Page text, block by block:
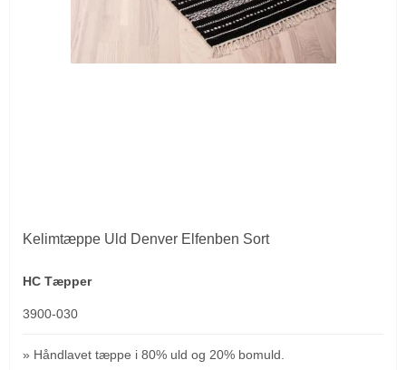
Kelimtæppe Uld Denver Elfenben Sort
HC Tæpper
3900-030
» Håndlavet tæppe i 80% uld og 20% bomuld.